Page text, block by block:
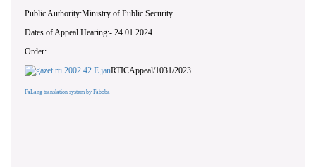
Public Authority:Ministry of Public Security.
Dates of Appeal Hearing:- 24.01.2024
Order:
RTICAppeal/1031/2023
FaLang translation system by Faboba